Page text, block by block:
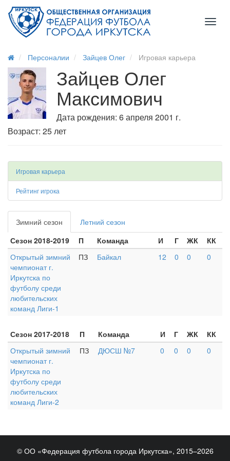
Персоналии Зайцев Олег Игровая карьера
Зайцев Олег
Максимович
Дата рождения: 6 апреля 2001 г.
Возраст: 25 лет
Игровая карьера
Рейтинг игрока
Зимний сезон
Летний сезон
Сезон 2018-2019
П Команда И Г ЖК
КК
Открытый зимний
чемпионат г.
Иркутска по
футболу среди
любительских
команд Лиги-1
ПЗ Байкал 12 0 0 0
Сезон 2017-2018 П Команда И Г ЖК
КК
Открытый зимний
чемпионат г.
Иркутска по
футболу среди
любительских
команд Лиги-2
ПЗ ДЮСШ №7 0 0 0 0
© ОО «Федерация футбола города Иркутска», 2015–2026